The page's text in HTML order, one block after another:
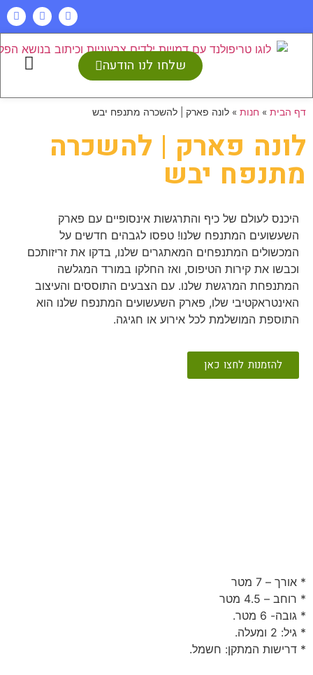
שלחו לנו הודעה
דף הבית » חנות » לונה פארק | להשכרה מתנפח יבש
לונה פארק | להשכרה
מתנפח יבש
היכנס לעולם של כיף והתרגשות אינסופיים עם פארק
השעשועים המתנפח שלנו! טפסו לגבהים חדשים על
המכשולים המתנפחים המאתגרים שלנו, בדקו את זריזותכם
וכבשו את קירות הטיפוס, ואז החלקו במורד המגלשה
המתנפחת המרגשת שלנו. עם הצבעים התוססים והעיצוב
האינטראקטיבי שלו, פארק השעשועים המתנפח שלנו הוא
התוספת המושלמת לכל אירוע או חגיגה.
להזמנות לחצו כאן
* אורך – 7 מטר
* רוחב – 4.5 מטר
* גובה- 6 מטר.
* גיל: 2 ומעלה.
* דרישות המתקן: חשמל.